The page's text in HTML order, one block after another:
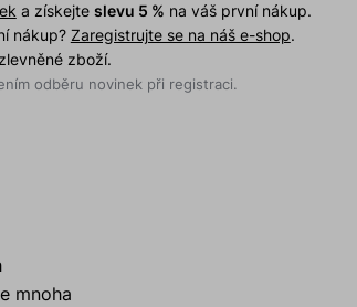
a získejte slevu 5 % na váš první nákup.
nákup? Zaregistrujte se na náš e-shop.
zboží.
odběru novinek při registraci.
mnoha